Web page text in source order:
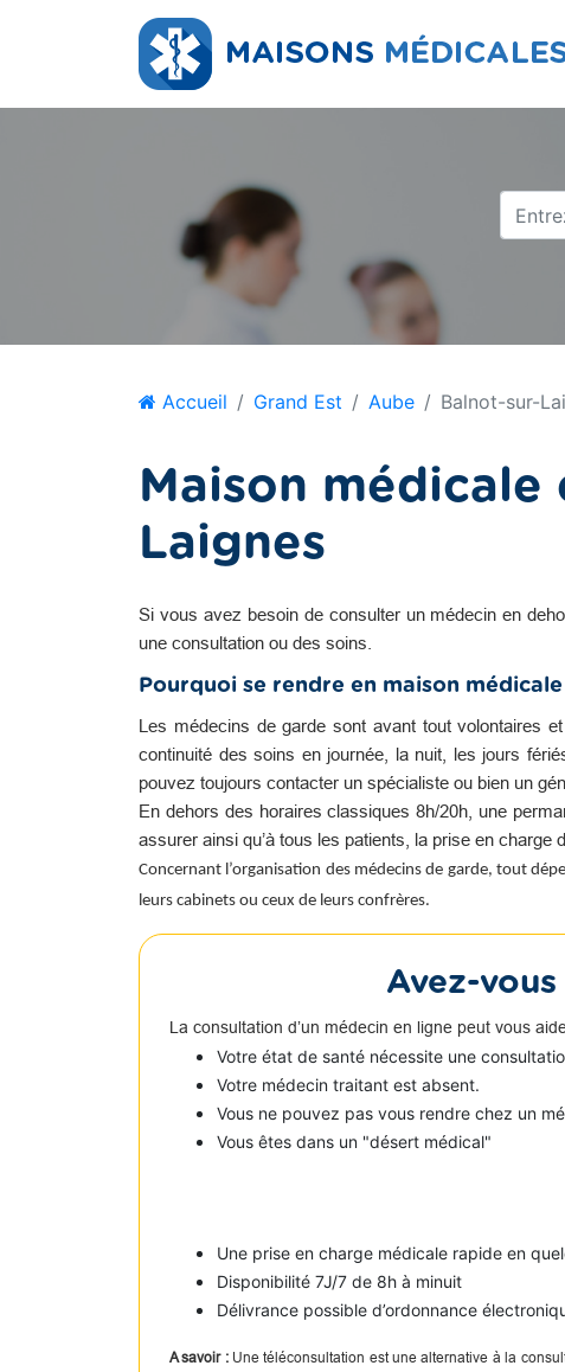
Accueil Grand Est Aube Balnot-sur-
Maison
Laignes
Si vous avez besoin de consulter un médecin en
une consultation ou des soins.
Pourquoi se rendre en maison
Les médecins de garde sont avant tout volontaires
continuité des soins en journée, la nuit, les jours
pouvez toujours contacter un spécialiste ou bien un
En dehors des horaires classiques 8h/20h, une
assurer ainsi qu’à tous les patients, la prise en
Concernant l’organisation des médecins de garde, tout
leurs cabinets ou ceux de leurs confrères.
Avez-
La consultation d’un médecin en ligne peut vous
Votre état de santé nécessite une
Votre médecin traitant est absent.
Vous ne pouvez pas vous rendre chez un
Vous êtes dans un "désert médical"
Une prise en charge médicale rapide en
Disponibilité 7J/7 de 8h à minuit
Délivrance possible d’ordonnance
A savoir :Une téléconsultation est une alternative à la